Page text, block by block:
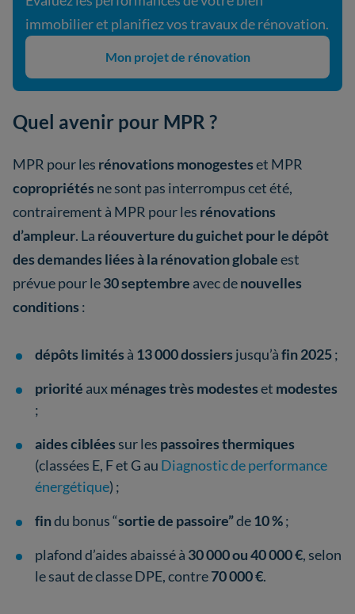
immobilier et planifiez vos travaux de rénovation.
Mon projet de rénovation
Quel avenir pour MPR ?
MPR pour les rénovations monogesteset MPR
copropriétés ne sont pas interrompus cet été,
contrairement à MPR pour les rénovations
d’ampleur. La réouverture du guichet pour le dépôt
des demandes liées à la rénovation globaleest
prévue pour le30 septembre avec denouvelles
conditions :
dépôts limités à 13 000 dossiers jusqu’àfin 2025;
priorité auxménages très modesteset modestes
;
aides ciblées sur les passoires thermiques
(classées E, F et G au Diagnostic de performance
énergétique) ;
findu bonus “sortie de passoire”de10 %;
plafond d’aides abaissé à 30 000 ou 40 000 €, selon
le saut de classe DPE, contre70 000 €.